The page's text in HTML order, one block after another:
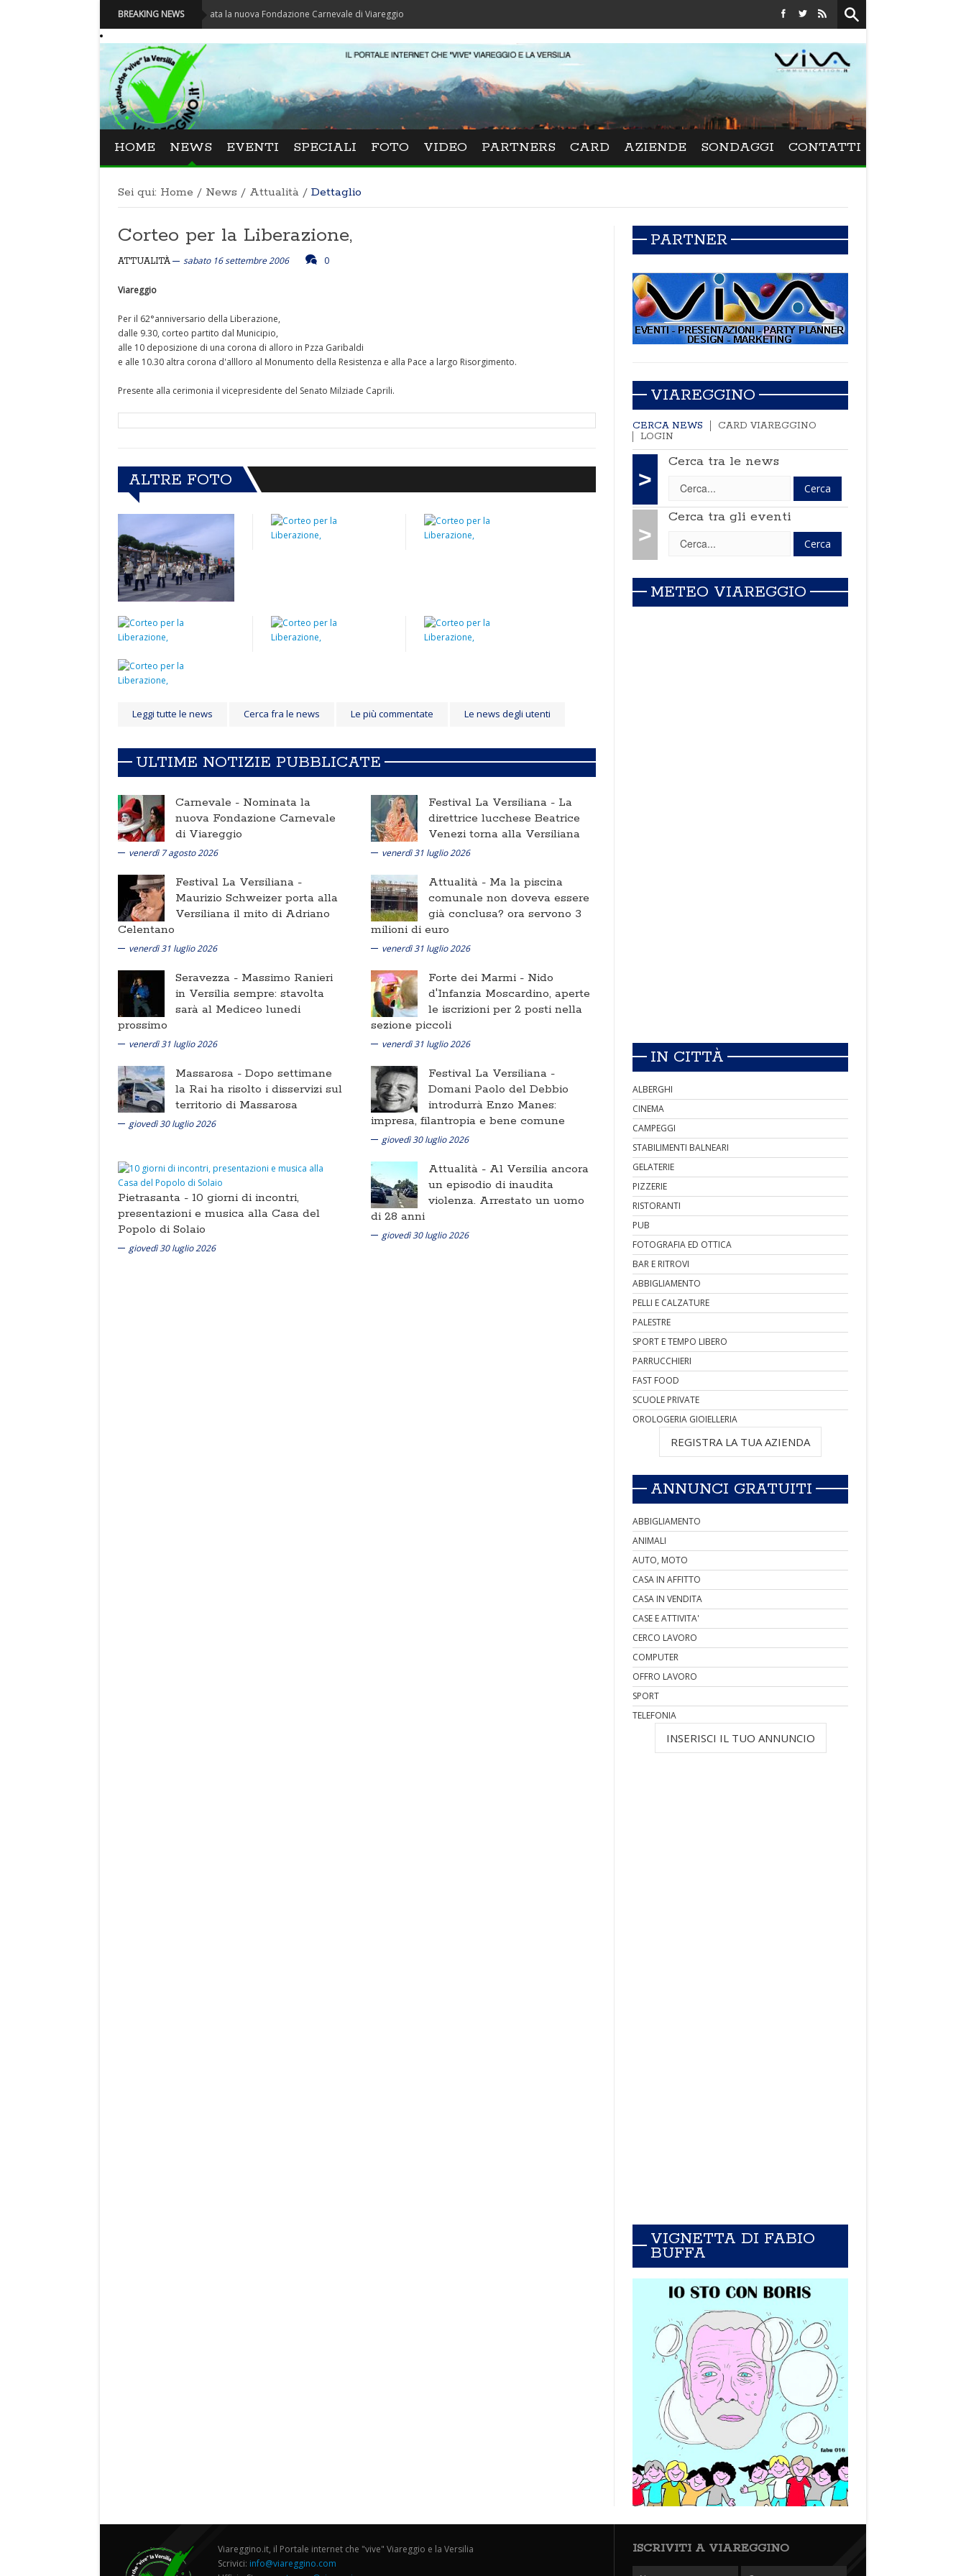
BREAKING NEWS
Carnevale - Nominata la nuova Fondazione Carnevale di Viareggio Festival La Versiliana - La direttrice lucchese Beatrice
HOME NEWS EVENTI SPECIALI FOTO VIDEO PARTNERS CARD AZIENDE SONDAGGI CONTATTI
Sei qui: Home / News / Attualità / Dettaglio
Corteo per la Liberazione,
ATTUALITÀ sabato 16 settembre 2006 0
Viareggio
Per il 62°anniversario della Liberazione,
dalle 9.30, corteo partito dal Municipio,
alle 10 deposizione di una corona di alloro in Pzza Garibaldi
e alle 10.30 altra corona d'allloro al Monumento della Resistenza e alla Pace a largo Risorgimento.
Presente alla cerimonia il vicepresidente del Senato Milziade Caprili.
ALTRE FOTO
Leggi tutte le news Cerca fra le news Le più commentate Le news degli utenti
ULTIME NOTIZIE PUBBLICATE
Carnevale - Nominata la
nuova Fondazione Carnevale
di Viareggio
venerdì 7 agosto 2026
Festival La Versiliana - La
direttrice lucchese Beatrice
Venezi torna alla Versiliana
venerdì 31 luglio 2026
Festival La Versiliana -
Maurizio Schweizer porta alla
Versiliana il mito di Adriano
Celentano
venerdì 31 luglio 2026
Attualità - Ma la piscina
comunale non doveva essere
già conclusa? ora servono 3
milioni di euro
venerdì 31 luglio 2026
Seravezza - Massimo Ranieri
in Versilia sempre: stavolta
sarà al Mediceo lunedi
prossimo
venerdì 31 luglio 2026
Forte dei Marmi - Nido
d'Infanzia Moscardino, aperte
le iscrizioni per 2 posti nella
sezione piccoli
venerdì 31 luglio 2026
Massarosa - Dopo settimane
la Rai ha risolto i disservizi sul
territorio di Massarosa
giovedì 30 luglio 2026
Festival La Versiliana -
Domani Paolo del Debbio
introdurrà Enzo Manes:
impresa, filantropia e bene comune
giovedì 30 luglio 2026
Pietrasanta - 10 giorni di incontri,
presentazioni e musica alla Casa del
Popolo di Solaio
giovedì 30 luglio 2026
Attualità - Al Versilia ancora
un episodio di inaudita
violenza. Arrestato un uomo
di 28 anni
giovedì 30 luglio 2026
PARTNER
VIAREGGINO
CERCA NEWS
CARD VIAREGGINO
LOGIN
>
Cerca tra le news
>
Cerca tra gli eventi
METEO VIAREGGIO
IN CITTÀ
ALBERGHI
CINEMA
CAMPEGGI
STABILIMENTI BALNEARI
GELATERIE
PIZZERIE
RISTORANTI
PUB
FOTOGRAFIA ED OTTICA
BAR E RITROVI
ABBIGLIAMENTO
PELLI E CALZATURE
PALESTRE
SPORT E TEMPO LIBERO
PARRUCCHIERI
FAST FOOD
SCUOLE PRIVATE
OROLOGERIA GIOIELLERIA
REGISTRA LA TUA AZIENDA
ANNUNCI GRATUITI
ABBIGLIAMENTO
ANIMALI
AUTO, MOTO
CASA IN AFFITTO
CASA IN VENDITA
CASE E ATTIVITA'
CERCO LAVORO
COMPUTER
OFFRO LAVORO
SPORT
TELEFONIA
INSERISCI IL TUO ANNUNCIO
VIGNETTA DI FABIO
BUFFA
Viareggino.it, il Portale internet che "vive" Viareggio e la Versilia
Scrivici: info@viareggino.com
ISCRIVITI A VIAREGGINO